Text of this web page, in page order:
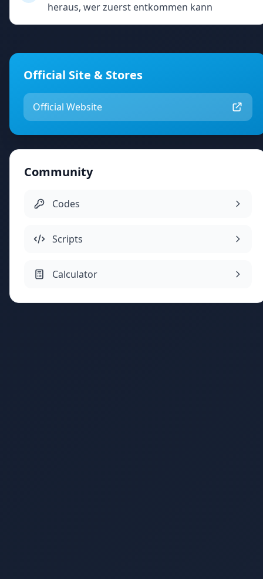
heraus, wer zuerst entkommen kann
Official Site & Stores
Official Website
Community
Codes
Scripts
Calculator